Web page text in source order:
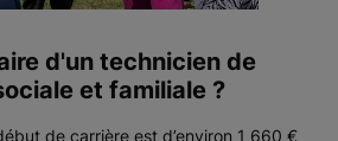
d'un technicien de
et familiale ?
de carrière est d’environ 1 660 €